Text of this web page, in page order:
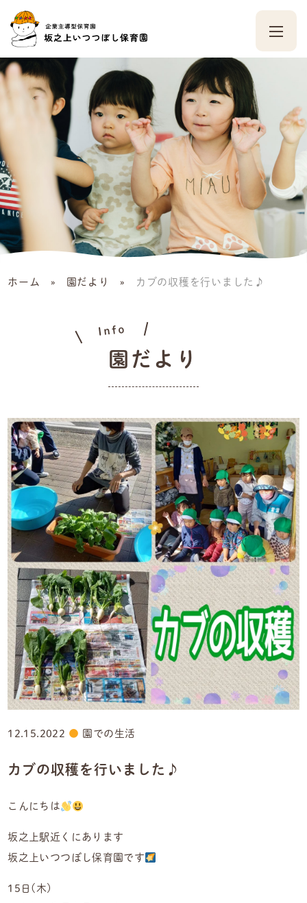
ホーム » 園だより » カブの収穫を行いました♪
園だより
Info
12.15.2022 園での生活
カブの収穫を行いました♪
こんにちは
坂之上駅近くにあります
坂之上いつつぼし保育園です
15日(木)